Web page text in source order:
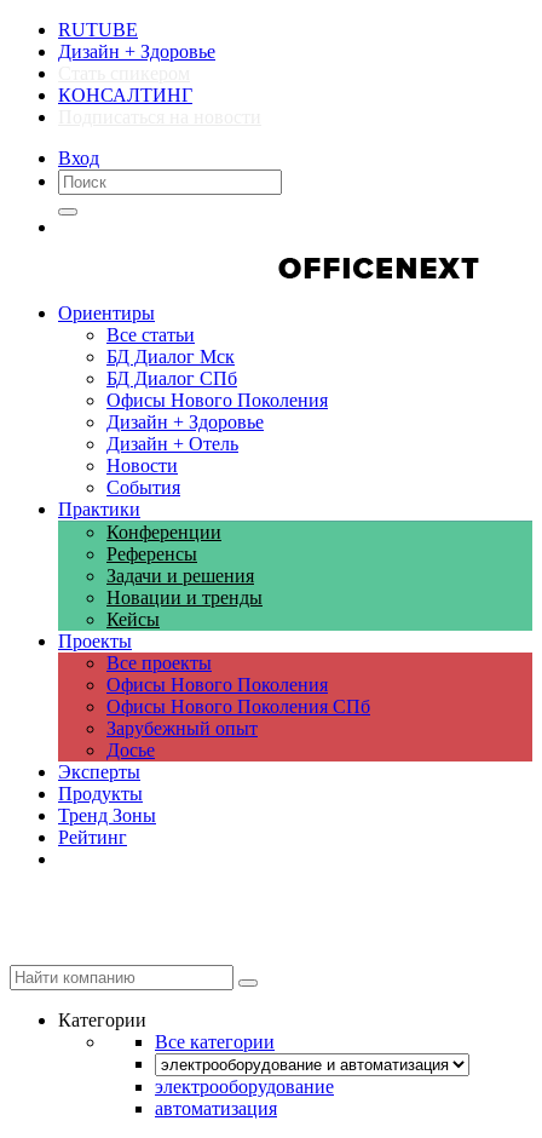
RUTUBE
Дизайн + Здоровье
КОНСАЛТИНГ
Вход
Ориентиры
Все статьи
БД Диалог Мск
БД Диалог СПб
Офисы Нового Поколения
Дизайн + Здоровье
Дизайн + Отель
Новости
События
Практики
Конференции
Референсы
Задачи и решения
Новации и тренды
Кейсы
Проекты
Все проекты
Офисы Нового Поколения
Офисы Нового Поколения СПб
Зарубежный опыт
Досье
Эксперты
Продукты
Тренд Зоны
Рейтинг
Категории
Все категории
электрооборудование
автоматизация